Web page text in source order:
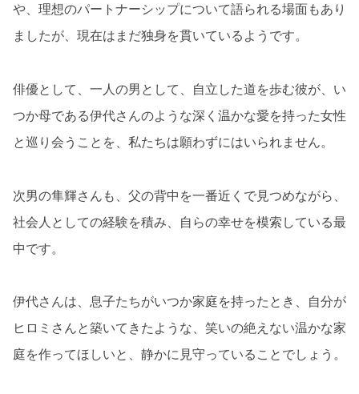
や、理想のパートナーシップについて語られる場面もあり
ましたが、現在はまだ独身を貫いているようです。
俳優として、一人の男として、自立した道を歩む彼が、い
つか母である伊代さんのような深く温かな愛を持った女性
と巡り会うことを、私たちは願わずにはいられません。
次男の隼輝さんも、父の背中を一番近くで見つめながら、
社会人としての経験を積み、自らの幸せを模索している最
中です。
伊代さんは、息子たちがいつか家庭を持ったとき、自分が
ヒロミさんと築いてきたような、笑いの絶えない温かな家
庭を作ってほしいと、静かに見守っていることでしょう。